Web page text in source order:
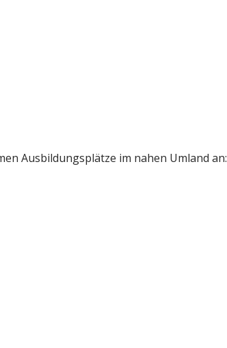
Ausbildungsplätze im nahen Umland an: